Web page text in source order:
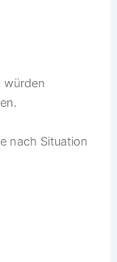
würden
nach Situation